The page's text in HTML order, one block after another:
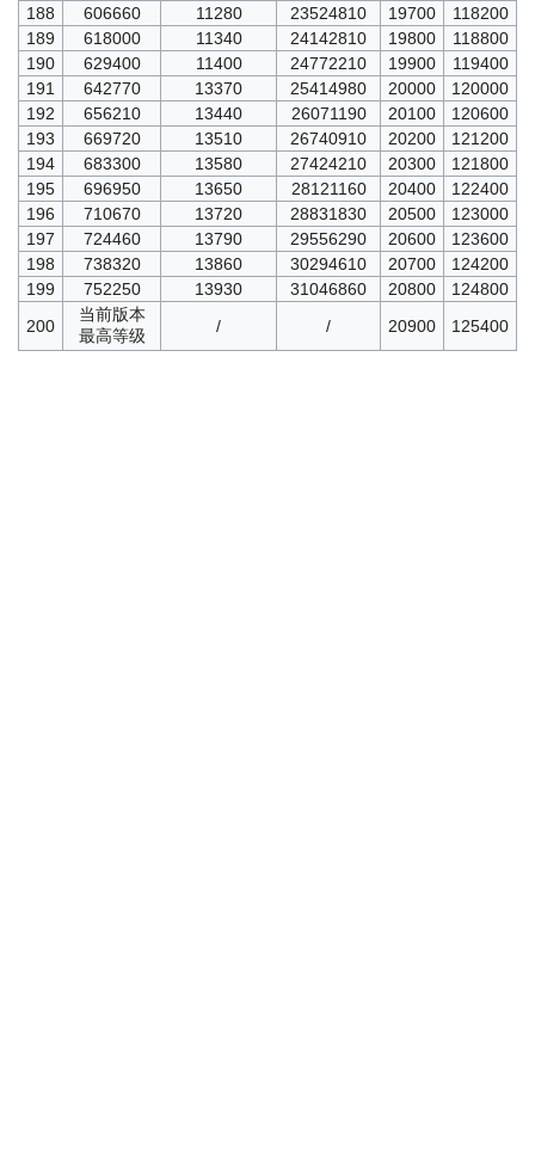
188
606660 11280 23524810 19700
118200
189
618000 11340 24142810 19800
118800
190
629400 11400 24772210 19900
119400
191
642770 13370 25414980 20000
120000
192
656210 13440 26071190 20100
120600
193
669720 13510 26740910 20200
121200
194
683300 13580 27424210 20300
121800
195
696950 13650 28121160 20400
122400
196
710670 13720 28831830 20500
123000
197
724460 13790 29556290 20600
123600
198
738320 13860 30294610 20700
124200
199
752250 13930 31046860 20800
124800
200
当前版本
最高等级
/ / 20900 125400